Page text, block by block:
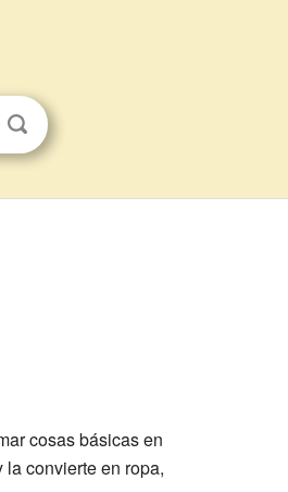
cosas básicas en
convierte en ropa,